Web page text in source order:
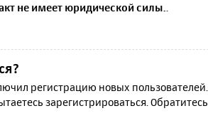
не имеет юридической силы..
регистрацию новых
зарегистрироваться.